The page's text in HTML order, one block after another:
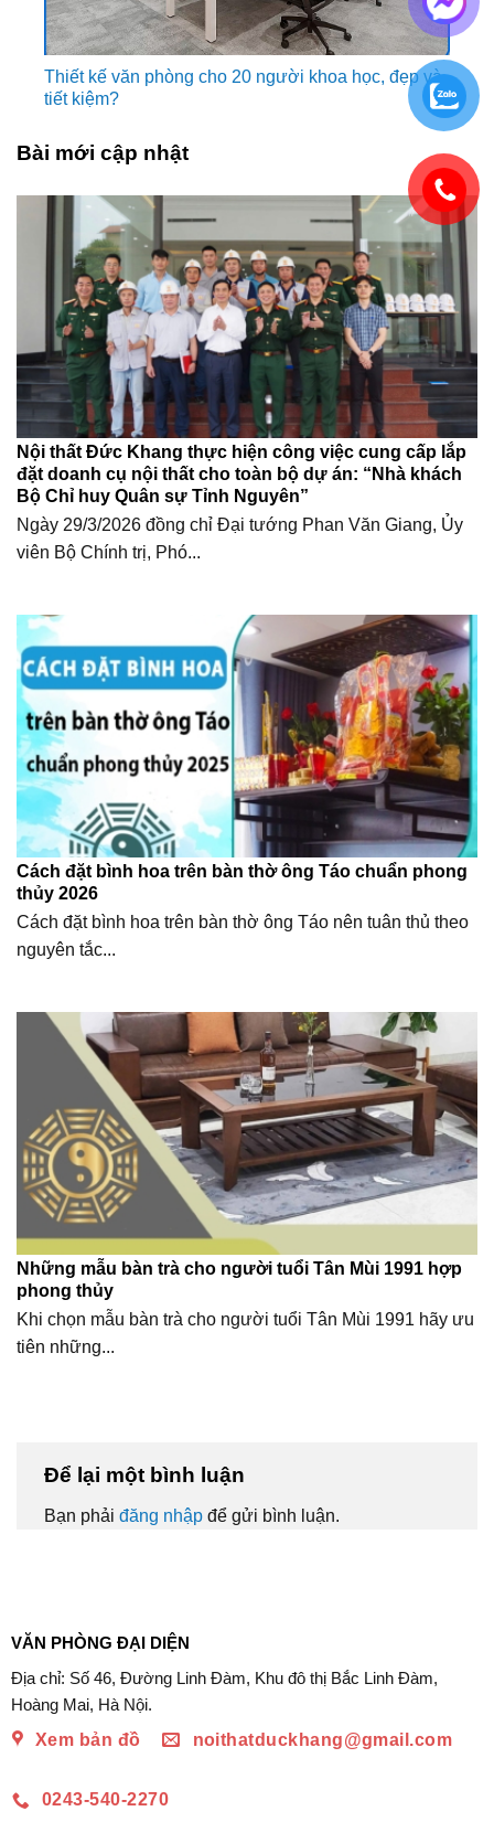
Thiết kế văn phòng cho 20 người khoa học, đẹp và
tiết kiệm?
Bài mới cập nhật
Nội thất Đức Khang thực hiện công việc cung cấp lắp
đặt doanh cụ nội thất cho toàn bộ dự án: “Nhà khách
Bộ Chỉ huy Quân sự Tỉnh Nguyên”
Ngày 29/3/2026 đồng chỉ Đại tướng Phan Văn Giang, Ủy
viên Bộ Chính trị, Phó...
Cách đặt bình hoa trên bàn thờ ông Táo chuẩn phong
thủy 2026
Cách đặt bình hoa trên bàn thờ ông Táo nên tuân thủ theo
nguyên tắc...
Những mẫu bàn trà cho người tuổi Tân Mùi 1991 hợp
phong thủy
Khi chọn mẫu bàn trà cho người tuổi Tân Mùi 1991 hãy ưu
tiên những...
Để lại một bình luận
Bạn phải đăng nhập để gửi bình luận.
VĂN PHÒNG ĐẠI DIỆN
Địa chỉ: Số 46, Đường Linh Đàm, Khu đô thị Bắc Linh Đàm,
Hoàng Mai, Hà Nội.
Xem bản đồ
noithatduckhang@gmail.com
0243-540-2270